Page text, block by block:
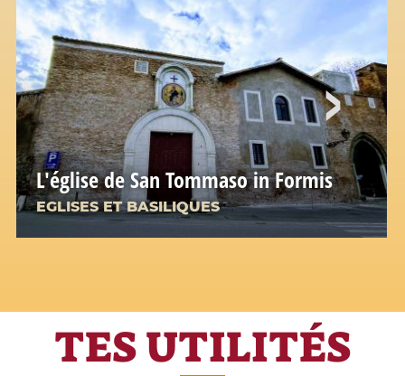
L'église de San Tommaso in Formis
EGLISES ET BASILIQUES
TES UTILITÉS